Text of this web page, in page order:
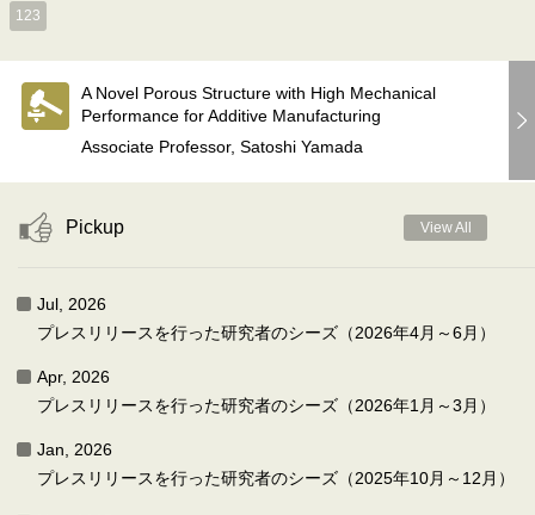
123
A Novel Porous Structure with High Mechanical
Performance for Additive Manufacturing
Associate Professor, Satoshi Yamada
Pickup View All
Jul, 2026
プレスリリースを行った研究者のシーズ（2026年4月～6月）
Apr, 2026
プレスリリースを行った研究者のシーズ（2026年1月～3月）
Jan, 2026
プレスリリースを行った研究者のシーズ（2025年10月～12月）